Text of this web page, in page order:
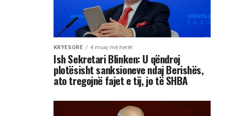
KRYESORE 4 muaj më herët
Ish Sekretari Blinken: U qëndroj
plotësisht sanksioneve ndaj Berishës,
ato tregojnë fajet e tij, jo të SHBA